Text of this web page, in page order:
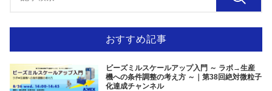
おすすめ記事
ビーズミルスケールアップ入門 ～ ラボ→生産
機への条件調整の考え方 ～｜第38回絶対微粒子
化達成チャンネル